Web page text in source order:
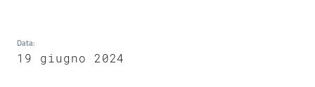
su
Data:
19 giugno 2024